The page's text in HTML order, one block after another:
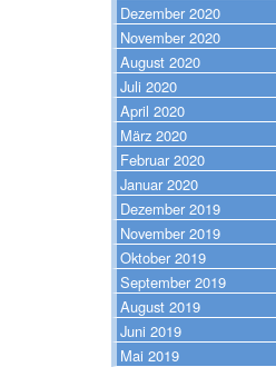
Dezember 2020
November 2020
August 2020
Juli 2020
April 2020
März 2020
Februar 2020
Januar 2020
Dezember 2019
November 2019
Oktober 2019
September 2019
August 2019
Juni 2019
Mai 2019